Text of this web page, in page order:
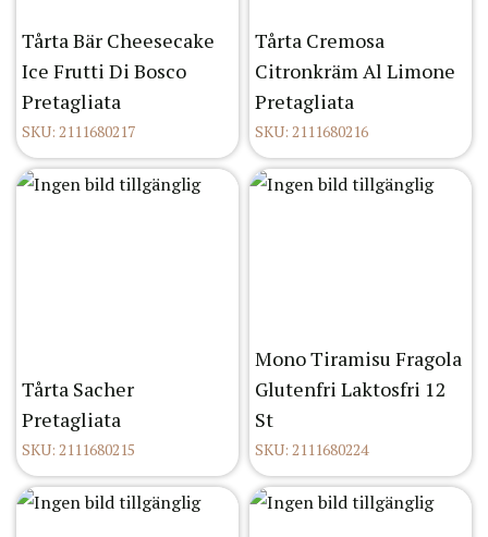
Tårta Bär Cheesecake
Ice Frutti Di Bosco
Pretagliata
SKU: 2111680217
Tårta Cremosa
Citronkräm Al Limone
Pretagliata
SKU: 2111680216
Tårta Sacher
Pretagliata
SKU: 2111680215
Mono Tiramisu Fragola
Glutenfri Laktosfri 12
St
SKU: 2111680224